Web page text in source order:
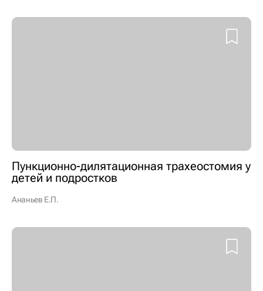
Пункционно-дилятационная трахеостомия у
детей и подростков
Ананьев Е.П.